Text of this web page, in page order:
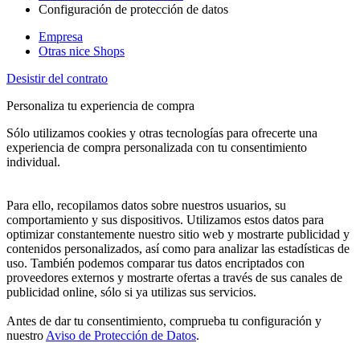
Configuración de protección de datos
Empresa
Otras nice Shops
Desistir del contrato
Personaliza tu experiencia de compra
Sólo utilizamos cookies y otras tecnologías para ofrecerte una
experiencia de compra personalizada con tu consentimiento
individual.
Para ello, recopilamos datos sobre nuestros usuarios, su
comportamiento y sus dispositivos. Utilizamos estos datos para
optimizar constantemente nuestro sitio web y mostrarte publicidad y
contenidos personalizados, así como para analizar las estadísticas de
uso. También podemos comparar tus datos encriptados con
proveedores externos y mostrarte ofertas a través de sus canales de
publicidad online, sólo si ya utilizas sus servicios.
Antes de dar tu consentimiento, comprueba tu configuración y
nuestro Aviso de Protección de Datos.